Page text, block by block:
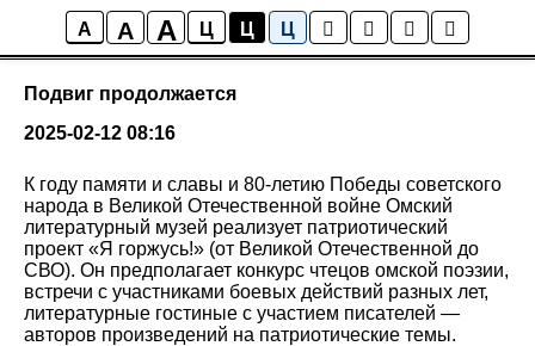
A A A Ц Ц Ц
События
Подвиг продолжается
2025-02-12 08:16
К году памяти и славы и 80-летию Победы советского
народа в Великой Отечественной войне Омский
литературный музей реализует патриотический
проект «Я горжусь!» (от Великой Отечественной до
СВО). Он предполагает конкурс чтецов омской поэзии,
встречи с участниками боевых действий разных лет,
литературные гостиные с участием писателей —
авторов произведений на патриотические темы.